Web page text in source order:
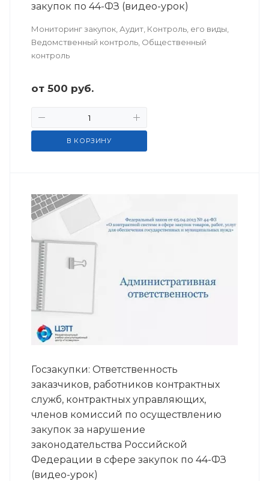
закупок по 44-ФЗ (видео-урок)
Мониторинг закупок, Аудит, Контроль, его виды,
Ведомственный контроль, Общественный
контроль
от 500 руб.
В КОРЗИНУ
Госзакупки: Ответственность
заказчиков, работников контрактных
служб, контрактных управляющих,
членов комиссий по осуществлению
закупок за нарушение
законодательства Российской
Федерации в сфере закупок по 44-ФЗ
(видео-урок)